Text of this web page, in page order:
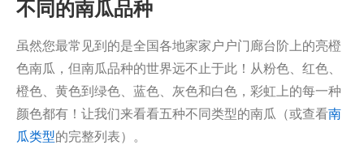
不同的南瓜品种
虽然您最常见到的是全国各地家家户户门廊台阶上的亮橙
色南瓜，但南瓜品种的世界远不止于此！从粉色、红色、
橙色、黄色到绿色、蓝色、灰色和白色，彩虹上的每一种
颜色都有！让我们来看看五种不同类型的南瓜（或查看南
瓜类型的完整列表）。